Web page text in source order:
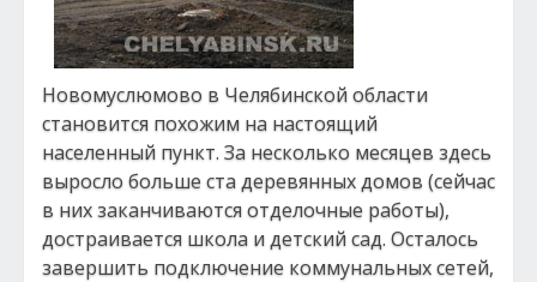
Новомуслюмово в Челябинской области
становится похожим на настоящий
населенный пункт. За несколько месяцев здесь
выросло больше ста деревянных домов (сейчас
в них заканчиваются отделочные работы),
достраивается школа и детский сад. Осталось
завершить подключение коммунальных сетей,